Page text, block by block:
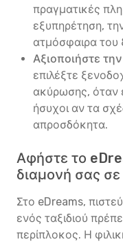
πραγματικές
εξυπηρέτηση,
ατμόσφαιρα του
Αξιοποιήστε
επιλέξτε
ακύρωσης, όταν
ήσυχοι αν τα
απροσδόκητα.
Αφήστε το
διαμονή σας
Στο eDreams,
ενός ταξιδιού
περίπλοκος. Η